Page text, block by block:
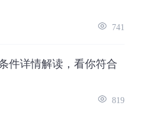
741
件详情解读，看你符合
819